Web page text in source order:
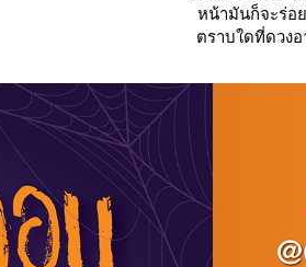
หน้ามันก็จะร่อ
ตราบใดที่ดวงอ